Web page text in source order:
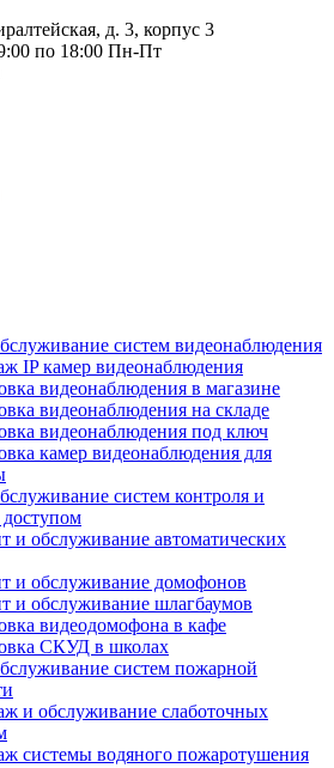
д. 3, корпус 3
по 18:00 Пн-Пт
систем видеонаблюдения
IP камер видеонаблюдения
видеонаблюдения в магазине
видеонаблюдения на складе
видеонаблюдения под ключ
камер видеонаблюдения для
систем контроля и
и обслуживание автоматических
и обслуживание домофонов
и обслуживание шлагбаумов
видеодомофона в кафе
СКУД в школах
систем пожарной
и обслуживание слаботочных
системы водяного пожаротушения